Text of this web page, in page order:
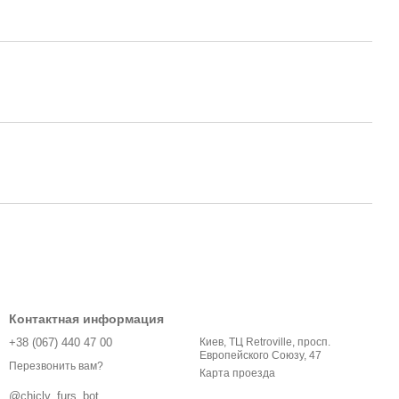
Контактная информация
+38 (067) 440 47 00
Перезвонить вам?
@chicly_furs_bot
Киев, ТЦ Retroville, просп.
Европейского Союзу, 47
Карта проезда